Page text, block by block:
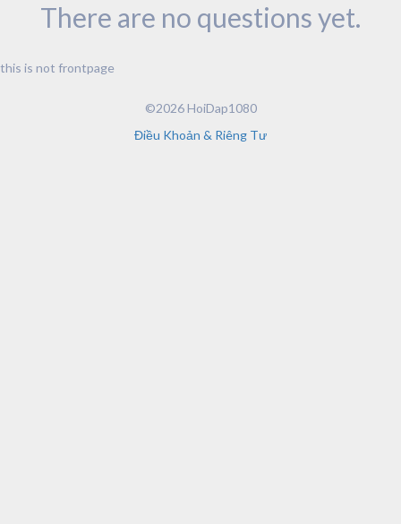
There are no questions yet.
this is not frontpage
©2026 HoiDap1080
Điều Khoản & Riêng Tư